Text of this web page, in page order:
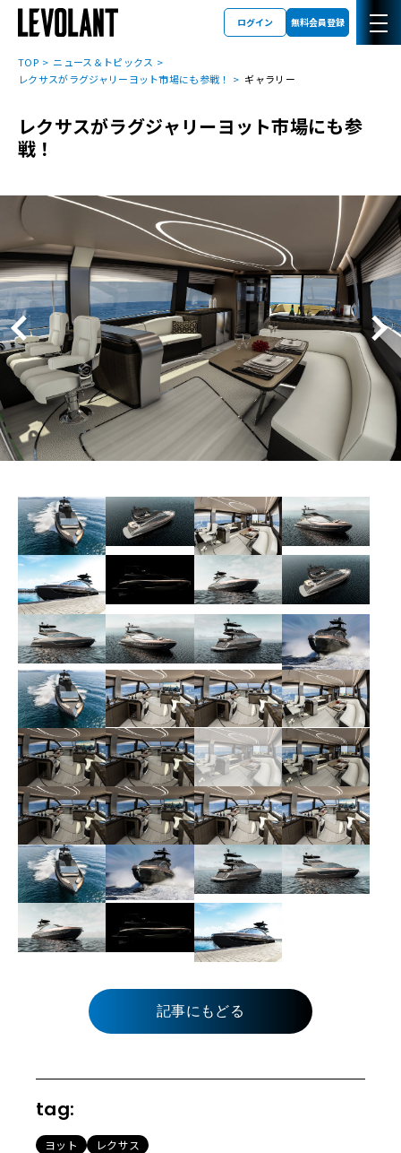
ログイン 無料会員登録
TOP
ニュース＆トピックス
レクサスがラグジャリーヨット市場にも参戦！
ギャラリー
レクサスがラグジャリーヨット市場にも参
戦！
記事にもどる
tag:
ヨット レクサス